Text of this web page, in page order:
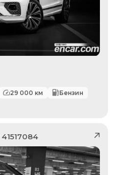
29 000 км
Бензин
41517084